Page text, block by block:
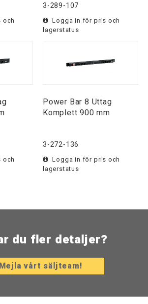
och
3-289-107
Logga in för pris och
lagerstatus
och
Power Bar 8 Uttag
Komplett 900 mm
3-272-136
Logga in för pris och
lagerstatus
du fler detaljer?
Mejla vårt säljteam!